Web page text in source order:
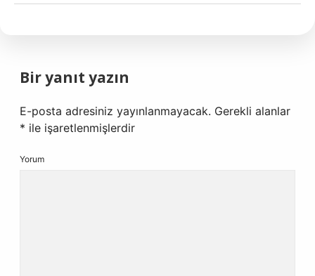
Bir yanıt yazın
E-posta adresiniz yayınlanmayacak. Gerekli alanlar
* ile işaretlenmişlerdir
Yorum